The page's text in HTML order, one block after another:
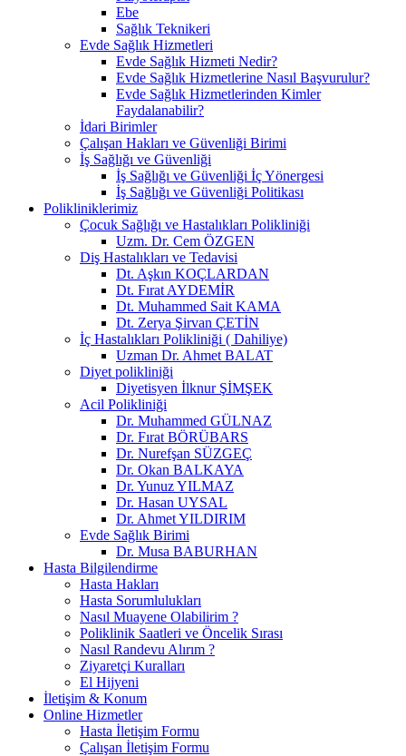
Ebe
Sağlık Teknikeri
Evde Sağlık Hizmetleri
Evde Sağlık Hizmeti Nedir?
Evde Sağlık Hizmetlerine Nasıl Başvurulur?
Evde Sağlık Hizmetlerinden Kimler
Faydalanabilir?
İdari Birimler
Çalışan Hakları ve Güvenliği Birimi
İş Sağlığı ve Güvenliği
İş Sağlığı ve Güvenliği İç Yönergesi
İş Sağlığı ve Güvenliği Politikası
Polikliniklerimiz
Çocuk Sağlığı ve Hastalıkları Polikliniği
Uzm. Dr. Cem ÖZGEN
Diş Hastalıkları ve Tedavisi
Dt. Aşkın KOÇLARDAN
Dt. Fırat AYDEMİR
Dt. Muhammed Sait KAMA
Dt. Zerya Şirvan ÇETİN
İç Hastalıkları Polikliniği ( Dahiliye)
Uzman Dr. Ahmet BALAT
Diyet polikliniği
Diyetisyen İlknur ŞİMŞEK
Acil Polikliniği
Dr. Muhammed GÜLNAZ
Dr. Fırat BÖRÜBARS
Dr. Nurefşan SÜZGEÇ
Dr. Okan BALKAYA
Dr. Yunuz YILMAZ
Dr. Hasan UYSAL
Dr. Ahmet YILDIRIM
Evde Sağlık Birimi
Dr. Musa BABURHAN
Hasta Bilgilendirme
Hasta Hakları
Hasta Sorumlulukları
Nasıl Muayene Olabilirim ?
Poliklinik Saatleri ve Öncelik Sırası
Nasıl Randevu Alırım ?
Ziyaretçi Kuralları
El Hijyeni
İletişim & Konum
Online Hizmetler
Hasta İletişim Formu
Çalışan İletişim Formu